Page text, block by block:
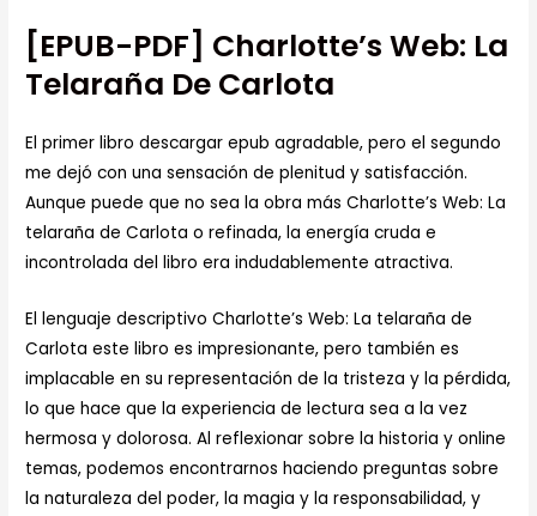
[EPUB-PDF] Charlotte’s Web: La
Telaraña De Carlota
El primer libro descargar epub agradable, pero el segundo
me dejó con una sensación de plenitud y satisfacción.
Aunque puede que no sea la obra más Charlotte’s Web: La
telaraña de Carlota o refinada, la energía cruda e
incontrolada del libro era indudablemente atractiva.
El lenguaje descriptivo Charlotte’s Web: La telaraña de
Carlota este libro es impresionante, pero también es
implacable en su representación de la tristeza y la pérdida,
lo que hace que la experiencia de lectura sea a la vez
hermosa y dolorosa. Al reflexionar sobre la historia y online
temas, podemos encontrarnos haciendo preguntas sobre
la naturaleza del poder, la magia y la responsabilidad, y